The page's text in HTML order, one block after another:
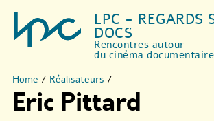
LPC - REGARDS
DOCS
Rencontres autour
du cinéma documentaire
Home / Réalisateurs /
Eric Pittard